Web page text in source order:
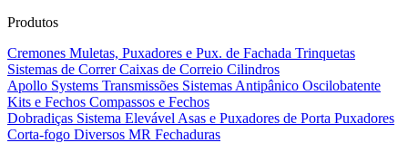
Produtos
Cremones Muletas, Puxadores e Pux. de Fachada Trinquetas
Sistemas de CorrerCaixas de Correio Cilindros
Apollo Systems Transmissões Sistemas Antipânico Oscilobatente
Kits e Fechos Compassos e Fechos
Dobradiças Sistema Elevável Asas e Puxadores de Porta Puxadores
Corta-fogo Diversos MR Fechaduras